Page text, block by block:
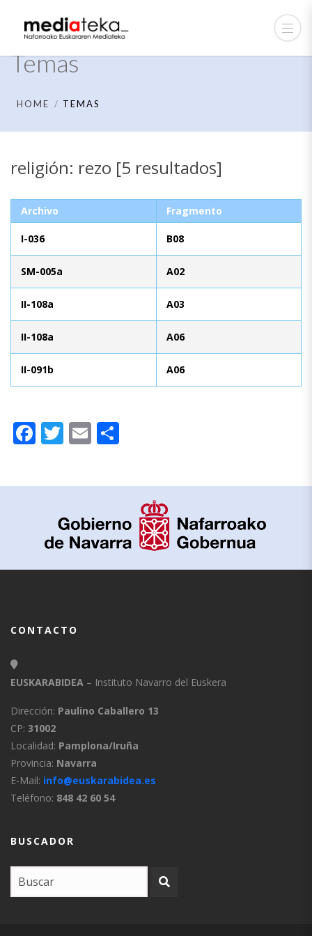
Temas
HOME TEMAS
religión: rezo [5 resultados]
Archivo Fragmento
I-036 B08
SM-005a A02
II-108a A03
II-108a A06
II-091b A06
Facebook
Twitter
Email
CONTACTO
EUSKARABIDEA – Instituto Navarro del Euskera
Dirección: Paulino Caballero 13
CP: 31002
Localidad: Pamplona/Iruña
Provincia: Navarra
E-Mail: info@euskarabidea.es
Teléfono: 848 42 60 54
BUSCADOR